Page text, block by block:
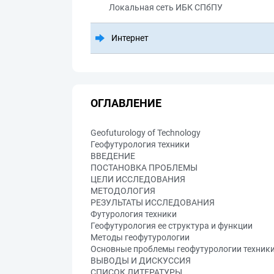
Локальная сеть ИБК СПбПУ
Интернет
ОГЛАВЛЕНИЕ
Geofuturology of Technology
Геофутурология техники
ВВЕДЕНИЕ
ПОСТАНОВКА ПРОБЛЕМЫ
ЦЕЛИ ИССЛЕДОВАНИЯ
МЕТОДОЛОГИЯ
РЕЗУЛЬТАТЫ ИССЛЕДОВАНИЯ
Футурология техники
Геофутурология ее структура и функции
Методы геофутурологии
Основные проблемы геофутурологии техники
ВЫВОДЫ И ДИСКУССИЯ